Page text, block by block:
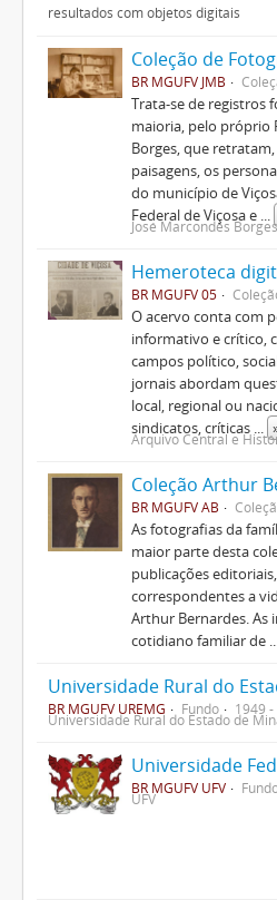
resultados com objetos digitais
BR MGUFV JMB
Trata-se de registros
maioria, pelo próprio
Borges, que
paisagens, os
do município de
Federal de Viçosa e
José Marcondes Borges
Hemeroteca
BR MGUFV 05
O acervo conta com
informativo e crítico,
campos político,
jornais abordam
local, regional ou
sindicatos, críticas
Arquivo Central e
Coleção Arthur
BR MGUFV AB
As fotografias da
maior parte desta
publicações
correspondentes a
Arthur Bernardes. As
cotidiano familiar de
Universidade Rural do
BR MGUFV UREMG Fundo 1949 -
Universidade Rural do Estado de
Universidade
BR MGUFV UFV
UFV